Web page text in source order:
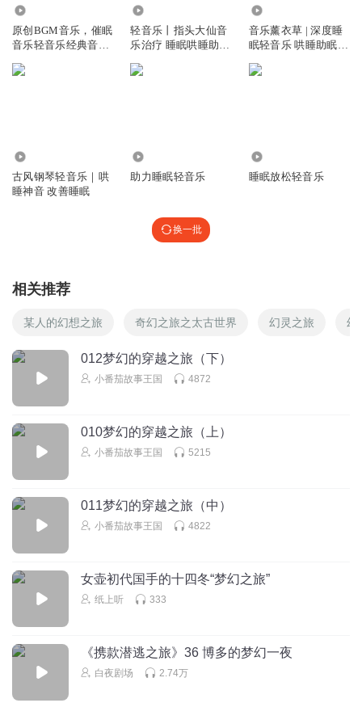
帝非空
很轻快，动听，又带着点纯纯的喜悦
原创BGM音乐，催眠
音乐轻音乐经典音乐
轻音乐丨指头大仙音
乐治疗 睡眠哄睡助眠
音乐薰衣草 | 深度睡
眠轻音乐 哄睡助眠音
古风钢琴轻音乐｜哄
睡神音 改善睡眠
助力睡眠轻音乐 睡眠放松轻音乐
换一批
相关推荐
某人的幻想之旅 奇幻之旅之太古世界 幻灵之旅 幻
012梦幻的穿越之旅（下）
小番茄故事王国 4872
010梦幻的穿越之旅（上）
小番茄故事王国 5215
011梦幻的穿越之旅（中）
小番茄故事王国 4822
女壶初代国手的十四冬“梦幻之旅”
纸上听 333
《携款潜逃之旅》36 博多的梦幻一夜
白夜剧场 2.74万